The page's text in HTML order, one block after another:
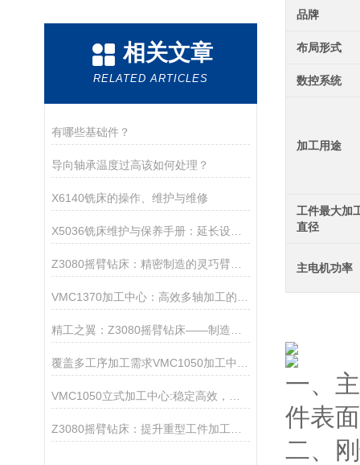
相关文章
RELATED ARTICLES
有哪些基础件？
导向轴承温度过高该如何处理？
X6140铣床的操作、维护与维修
品牌
布局形式
数控系统
加工用途
工件最大加
直径
主电机功率
一、
件表
二、